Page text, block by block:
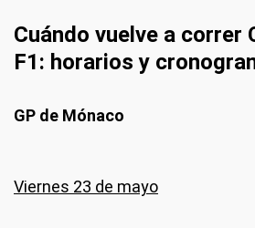
Cuándo vuelve a correr
F1: horarios y
GP de Mónaco
Viernes 23 de mayo